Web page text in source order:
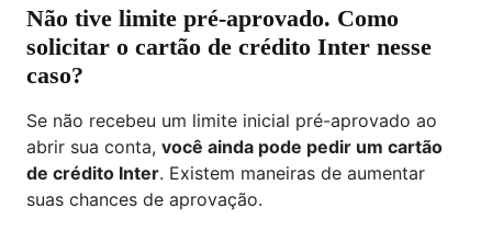
Não tive limite pré-aprovado. Como
solicitar o cartão de crédito Inter nesse
caso?
Se não recebeu um limite inicial pré-aprovado ao
abrir sua conta, você ainda pode pedir um cartão
de crédito Inter. Existem maneiras de aumentar
suas chances de aprovação.